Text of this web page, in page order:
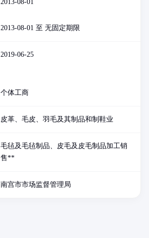
2013-08-01
2013-08-01 至 无固定期限
2019-06-25
个体工商
皮革、毛皮、羽毛及其制品和制鞋业
毛毡及毛毡制品、皮毛及皮毛制品加工销
售**
南宫市市场监督管理局